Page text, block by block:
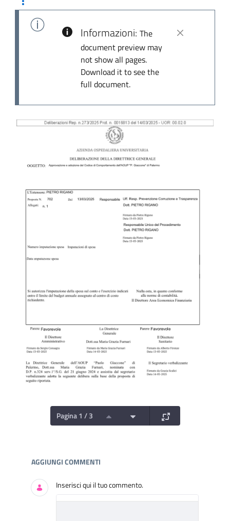
Informazioni: The
document preview may
not show all pages.
Download it to see the
full document.
Pagina 1 / 3
Documenti e Media
AGGIUNGI COMMENTI
Inserisci qui il tuo commento.